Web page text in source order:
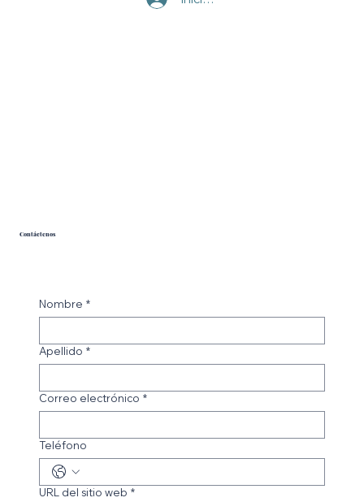
Nombre *
Apellido *
Correo electrónico *
Teléfono
URL del sitio web *
Contáctenos